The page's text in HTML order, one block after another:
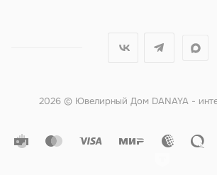
2026 © Ювелирный Дом DANAYA -